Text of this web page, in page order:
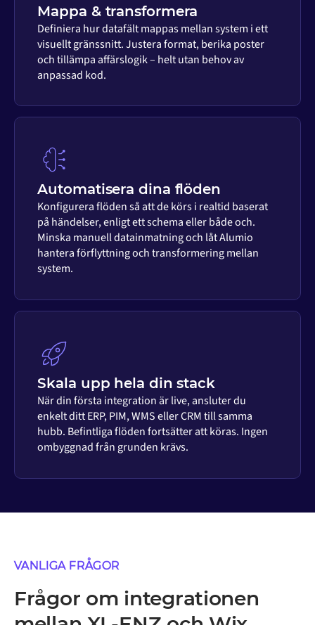
Mappa & transformera
Definiera hur datafält mappas mellan system i ett
visuellt gränssnitt. Justera format, berika poster
och tillämpa affärslogik – helt utan behov av
anpassad kod.
Automatisera dina flöden
Konfigurera flöden så att de körs i realtid baserat
på händelser, enligt ett schema eller både och.
Minska manuell datainmatning och låt Alumio
hantera förflyttning och transformering mellan
system.
Skala upp hela din stack
När din första integration är live, ansluter du
enkelt ditt ERP, PIM, WMS eller CRM till samma
hubb. Befintliga flöden fortsätter att köras. Ingen
ombyggnad från grunden krävs.
VANLIGA FRÅGOR
Frågor om integrationen